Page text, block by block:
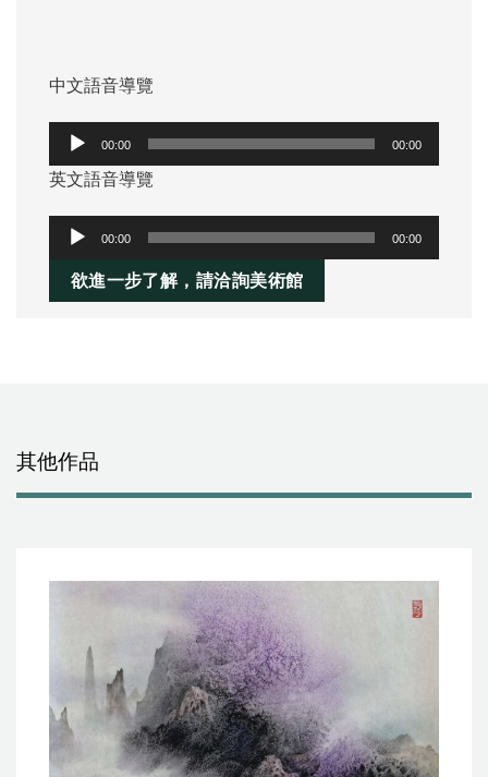
中文語音導覽
訊
播
放
00:00 00:00
英文語音導覽
放
00:00 00:00
欲進一步了解，請洽詢美術館
其他作品